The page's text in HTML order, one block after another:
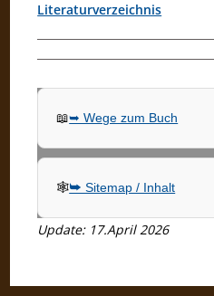
Literaturverzeichnis
📖➥ Wege zum Buch
🕸➥ Sitemap / Inhalt
Update: 17.April 2026